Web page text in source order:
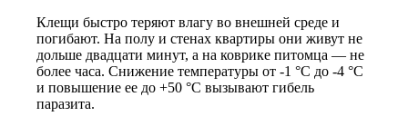
Клещи быстро теряют влагу во внешней среде и
погибают. На полу и стенах квартиры они живут не
дольше двадцати минут, а на коврике питомца — не
более часа. Снижение температуры от -1 °C до -4 °C
и повышение ее до +50 °C вызывают гибель
паразита.